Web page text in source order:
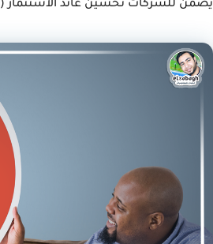
يضمن للشركات تحسين عائد الاستثمار (ROI) وزيادة فرص النجاح.